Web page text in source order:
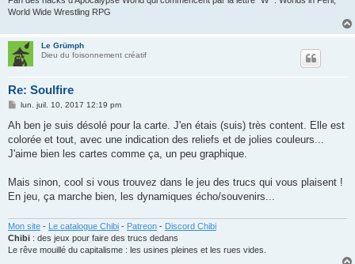
World Wide Wrestling RPG
Le Grümph
Dieu du foisonnement créatif
Re: Soulfire
M
s
a
g
lun. juil. 10, 2017 12:19 pm
Ah ben je suis désolé pour la carte. J'en étais (suis) très content. Elle est
colorée et tout, avec une indication des reliefs et de jolies couleurs...
J'aime bien les cartes comme ça, un peu graphique.
Mais sinon, cool si vous trouvez dans le jeu des trucs qui vous plaisent !
En jeu, ça marche bien, les dynamiques écho/souvenirs...
Mon site - Le catalogue Chibi - Patreon - Discord Chibi
Chibi : des jeux pour faire des trucs dedans
Le rêve mouillé du capitalisme : les usines pleines et les rues vides.